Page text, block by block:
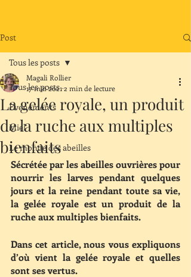
Post
Tous les posts
Evenements
Miel
Le monde des abeilles
Tous les posts
La gelée royale, un produit
de la ruche aux multiples
bienfaits
Magali Rollier
17 mai 2021 2 min de lecture
Sécrétée par les abeilles ouvrières pour
nourrir les larves pendant quelques
jours et la reine pendant toute sa vie,
la gelée royale est un produit de la
ruche aux multiples bienfaits.
Dans cet article, nous vous expliquons
d’où vient la gelée royale et quelles
sont ses vertus.